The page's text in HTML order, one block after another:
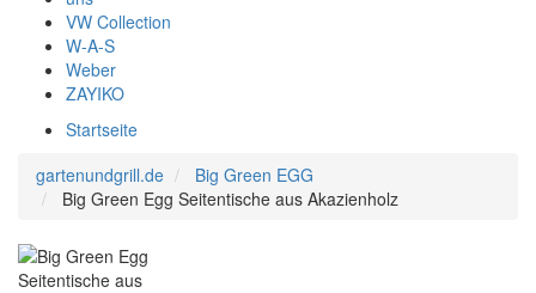
VW Collection
W-A-S
Weber
ZAYIKO
Startseite
gartenundgrill.de
Big Green EGG
Big Green Egg Seitentische aus Akazienholz